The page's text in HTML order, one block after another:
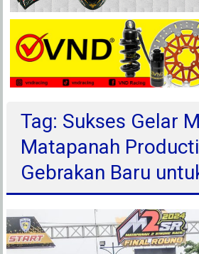
Tag: Sukses Gelar
Matapanah
Gebrakan Baru